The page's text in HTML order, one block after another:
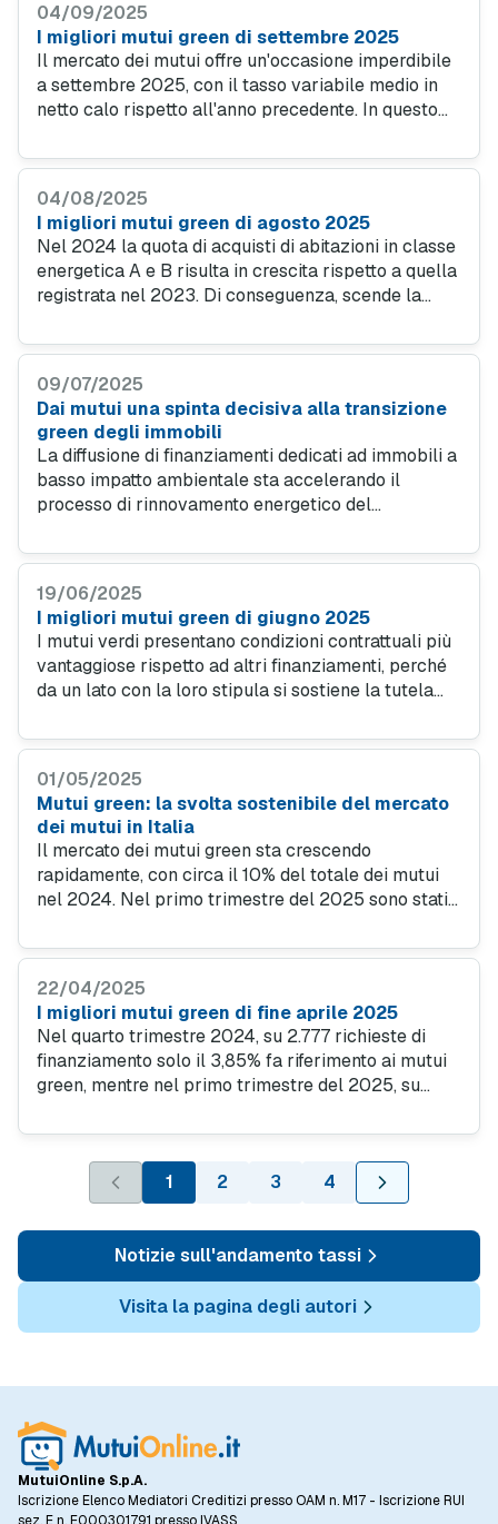
04/09/2025
I migliori mutui green di settembre 2025
Il mercato dei mutui offre un'occasione imperdibile
a settembre 2025, con il tasso variabile medio in
netto calo rispetto all'anno precedente. In questo
conveniente, proponendo tassi d'interesse ancora
esclusivi.
04/08/2025
I migliori mutui green di agosto 2025
Nel 2024 la quota di acquisti di abitazioni in classe
energetica A e B risulta in crescita rispetto a quella
registrata nel 2023. Di conseguenza, scende la
basse. Il 70 per cento delle transazioni ha
energetiche F e G.
09/07/2025
Dai mutui una spinta decisiva alla transizione
green degli immobili
La diffusione di finanziamenti dedicati ad immobili a
basso impatto ambientale sta accelerando il
processo di rinnovamento energetico del
l’Italia dovrà approvare il piano di efficientamento
19/06/2025
I migliori mutui green di giugno 2025
I mutui verdi presentano condizioni contrattuali più
vantaggiose rispetto ad altri finanziamenti, perché
da un lato con la loro stipula si sostiene la tutela
l'ammodernamento del patrimonio immobiliare nel
01/05/2025
Mutui green: la svolta sostenibile del mercato
dei mutui in Italia
Il mercato dei mutui green sta crescendo
rapidamente, con circa il 10% del totale dei mutui
nel 2024. Nel primo trimestre del 2025 sono stati
di classe energetica superiore, il 5,3% delle
22/04/2025
I migliori mutui green di fine aprile 2025
Nel quarto trimestre 2024, su 2.777 richieste di
finanziamento solo il 3,85% fa riferimento ai mutui
green, mentre nel primo trimestre del 2025, su
dunque, una lieve crescita di 1,5 punti percentuali.
1 2 3 4
Notizie sull'andamento tassi
Visita la pagina degli autori
MutuiOnline S.p.A.
Iscrizione Elenco Mediatori Creditizi presso OAM n. M17 - Iscrizione RUI